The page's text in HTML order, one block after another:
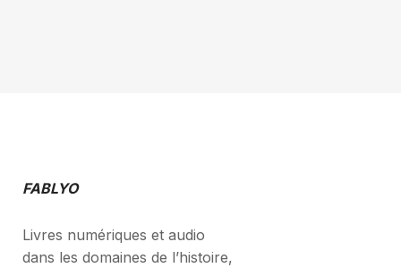
FABLYO
Livres numériques et audio
dans les domaines de l’histoire,